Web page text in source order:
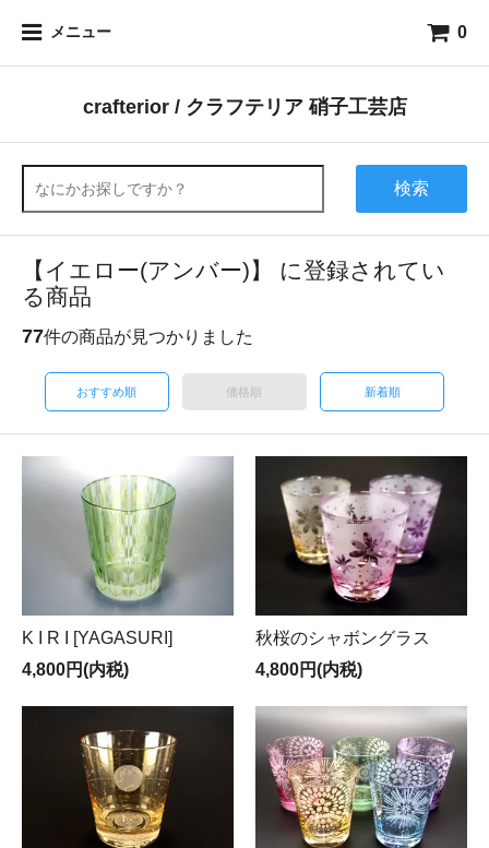
メニュー 0
crafterior / クラフテリア 硝子工芸店
検索
【イエロー(アンバー)】 に登録されてい
る商品
77件の商品が見つかりました
おすすめ順 価格順 新着順
K I R I [YAGASURI]
4,800円(内税)
秋桜のシャボングラス
4,800円(内税)